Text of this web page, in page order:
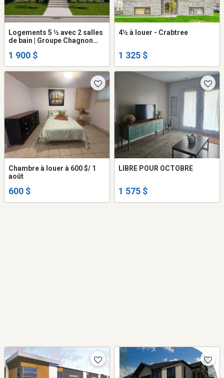
Logements 5 ½ avec 2 salles
de bain | Groupe Chagnon
1 900 $
4½ à louer - Crabtree
1 325 $
Chambre à louer à 600 $/ 1
août
600 $
LIBRE POUR OCTOBRE
1 575 $